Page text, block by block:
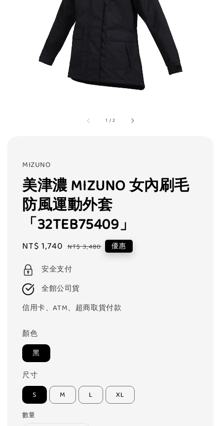
1 /2
MIZUNO
美津濃 MIZUNO 女內刷毛
防風運動外套
「32TEB75409」
Sale
NT$ 1,740 Regular
NT$ 3,480 優惠
安全支付
全館公司貨
信用卡、ATM、超商取貨付款
顏色
黑
尺寸
S M L XL
數量